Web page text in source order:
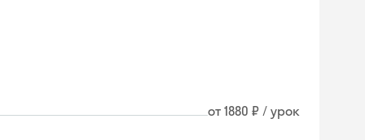
от 1880 ₽ / урок